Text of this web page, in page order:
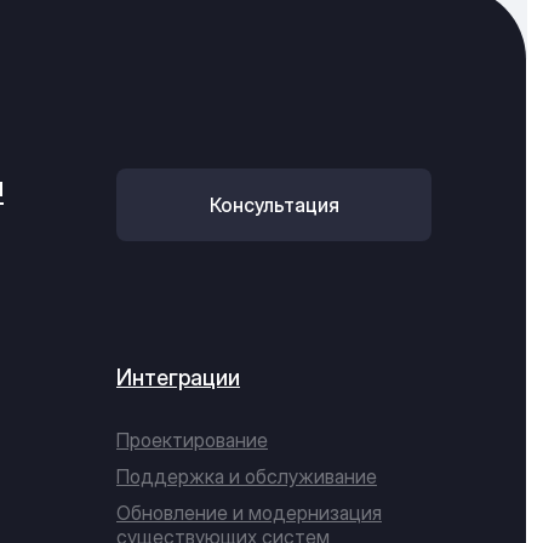
Интеграции
Проектирование
Поддержка и обслуживание
Обновление и модернизация
существующих систем
Консультация